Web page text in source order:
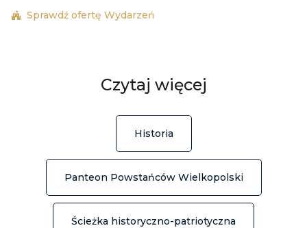
Sprawdź ofertę Wydarzeń
Czytaj więcej
Historia
Panteon Powstańców Wielkopolski
Ścieżka historyczno-patriotyczna